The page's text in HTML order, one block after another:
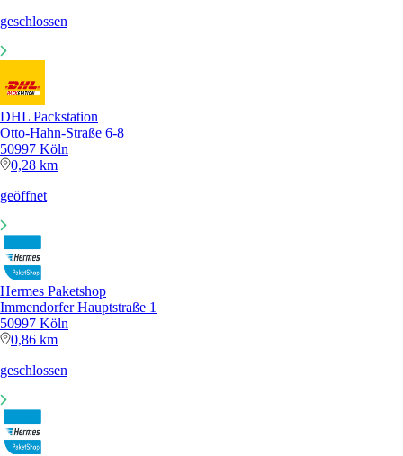
geschlossen
DHL Packstation
Otto-Hahn-Straße 6-8
50997 Köln
0,28 km
geöffnet
Hermes Paketshop
Immendorfer Hauptstraße 1
50997 Köln
0,86 km
geschlossen